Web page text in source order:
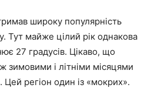
широку популярність
Тут майже цілий рік однакова
27 градусів. Цікаво, що
зимовими і літніми місяцями
Цей регіон один із «мокрих».